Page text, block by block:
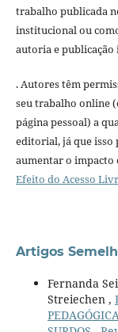
trabalho publicada
institucional ou
autoria e
. Autores têm
seu trabalho online
página pessoal) a
editorial, já que isso
aumentar o impacto
Efeito do Acesso
Artigos
Fernanda
Streiechen ,